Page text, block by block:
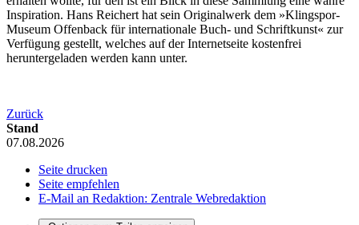
Inspiration. Hans Reichert hat sein Originalwerk dem »Klingspor-
Museum Offenback für internationale Buch- und Schriftkunst« zur
Verfügung gestellt, welches auf der Internetseite kostenfrei
heruntergeladen werden kann unter.
Zurück
Stand
07.08.2026
Seite drucken
Seite empfehlen
E-Mail an Redaktion: Zentrale Webredaktion